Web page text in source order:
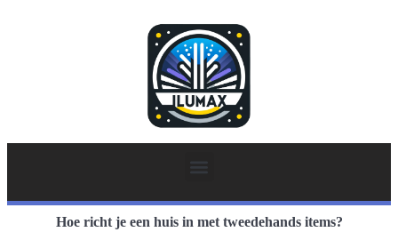
Hoe richt je een huis in met tweedehands items?